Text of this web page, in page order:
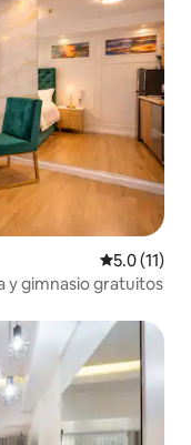
Calificación
5.0 (11)
y gimnasio gratuitos